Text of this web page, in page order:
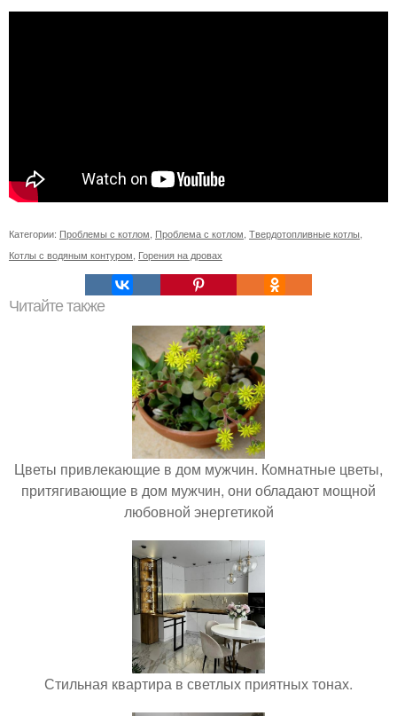
Категории: Проблемы с котлом Проблема с котлом Твердотопливные котлы
Котлы с водяным контуром Горения на дровах
Читайте также
Цветы привлекающие в дом мужчин. Комнатные цветы,
притягивающие в дом мужчин, они обладают мощной
любовной энергетикой
Стильная квартира в светлых приятных тонах.